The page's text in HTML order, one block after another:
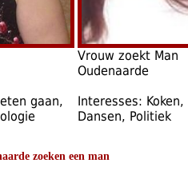
gaan,
Vrouw zoekt Man
Oudenaarde
Interesses:
Dansen, Politiek
zoeken een man